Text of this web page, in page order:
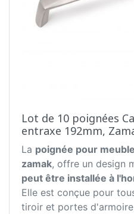
Lot de 10 poignées
entraxe 192mm,
La poignée pour
zamak, offre un design
peut être installée à
Elle est conçue pour
tiroir et portes